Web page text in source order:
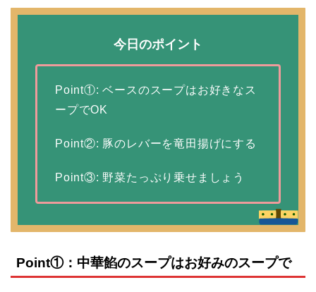
今日のポイント
Point①: ベースのスープはお好きなス
ープでOK
Point②: 豚のレバーを竜田揚げにする
Point③: 野菜たっぷり乗せましょう
Point①：中華餡のスープはお好みのスープで